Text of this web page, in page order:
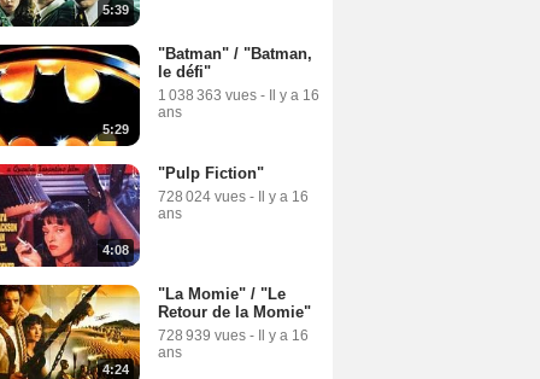
5:39
5:29
"Batman" / "Batman,
le défi"
1 038 363 vues - Il y a 16
ans
4:08
"Pulp Fiction"
728 024 vues -
Il y a 16
ans
4:24
"La Momie" / "Le
Retour de la Momie"
728 939 vues - Il y a 16
ans